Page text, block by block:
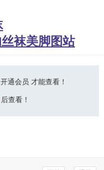
袜美脚图站
通会员 才能查看！
后查看！